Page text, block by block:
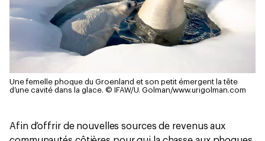
Une femelle phoque du Groenland et son petit émergent la tête
d’une cavité dans la glace. © IFAW/U. Golman/www.urigolman.com
Afin d’offrir de nouvelles sources de revenus aux